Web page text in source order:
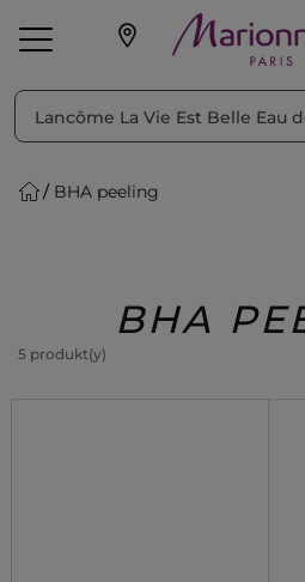
pleť Líčenie
Beauty
BHA peeling
BHA
5 produkt(y)
Triediť podľa